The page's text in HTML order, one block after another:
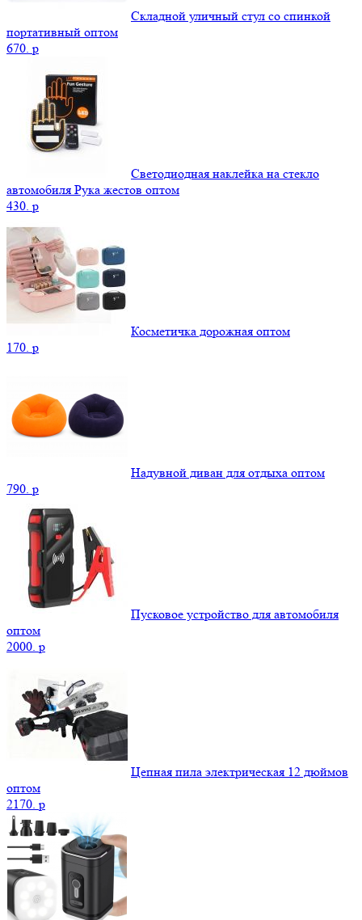
Складной уличный стул со спинкой
портативный оптом
670. p
Светодиодная наклейка на стекло
автомобиля Рука жестов оптом
430. p
Косметичка дорожная оптом
170. p
Надувной диван для отдыха оптом
790. p
Пусковое устройство для автомобиля
оптом
2000. p
Цепная пила электрическая 12 дюймов
оптом
2170. p